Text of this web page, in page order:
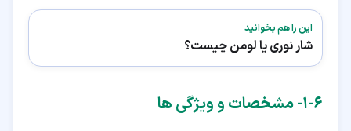
این را هم بخوانید
شار نوری یا لومن چیست؟
۶‏-‏۱‏- مشخصات و ویژگی ها